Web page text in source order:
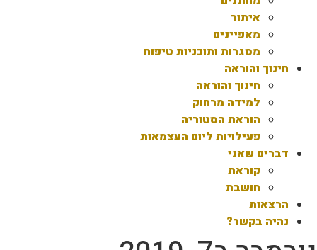
איתור
מאפיינים
מסגרות ותוכניות טיפוח
חינוך והוראה
חינוך והוראה
למידה מרחוק
הוראת הסטוריה
פעילויות ליום העצמאות
דברים שאני
קוראת
חושבת
הרצאות
נהיה בקשר?